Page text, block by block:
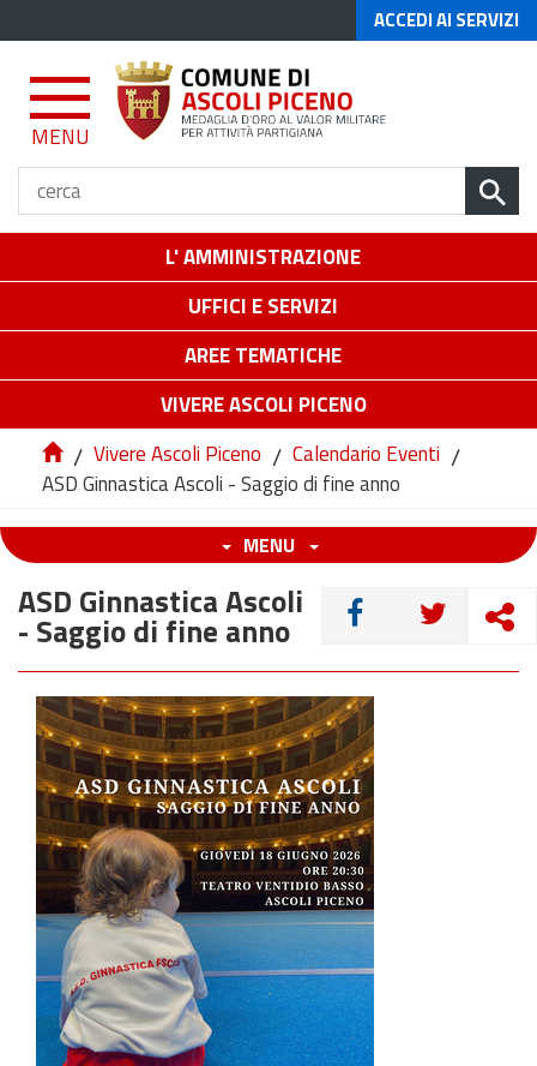
ACCEDI AI SERVIZI
MENU
L' AMMINISTRAZIONE
UFFICI E SERVIZI
AREE TEMATICHE
VIVERE ASCOLI PICENO
/ Vivere Ascoli Piceno / Calendario Eventi /
ASD Ginnastica Ascoli - Saggio di fine anno
MENU
CONDIVIDI
ASD Ginnastica Ascoli
- Saggio di fine anno